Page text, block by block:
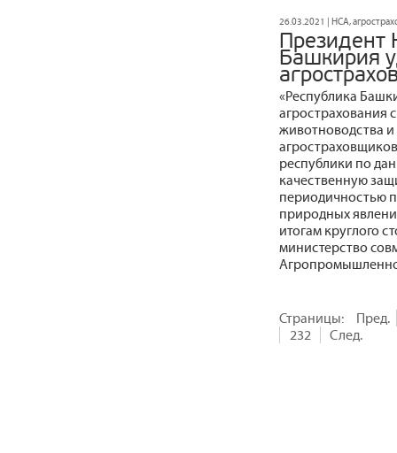
26.03.2021 | НСА,
Башкирия
«Республика
агрострахования
животноводства
республики по
качественную
периодичностью
природных
итогам круглого
министерство
Страницы:
Пред.
232
След.